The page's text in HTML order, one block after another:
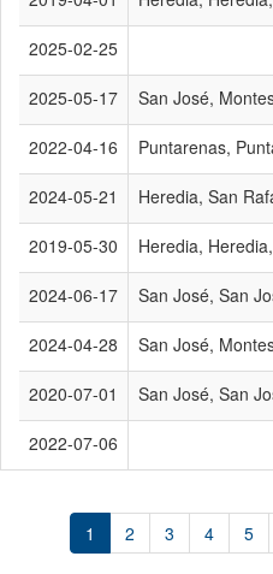
2025-02-25
2025-05-17 San José,
2022-04-16 Puntarenas,
2024-05-21 Heredia, San
2019-05-30 Heredia,
2024-06-17 San José, San
2024-04-28 San José,
2020-07-01 San José, San
2022-07-06
1 2 3 4 5